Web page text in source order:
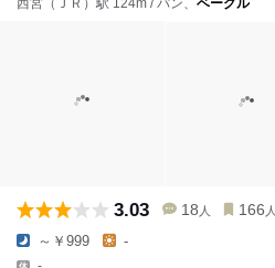
西宮（ＪＲ）駅 124m / パン、 ベーグル
3.03 18 人 166 人
～￥999 -